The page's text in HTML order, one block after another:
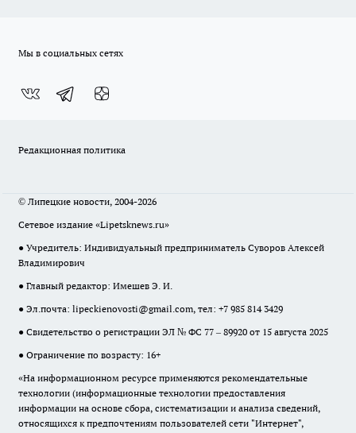
Мы в социальных сетях
Редакционная политика
© Липецкие новости, 2004-2026
Сетевое издание «Lipetsknews.ru»
● Учредитель: Индивидуальный предприниматель Суворов Алексей
Владимирович
● Главный редактор: Имешев Э. И.
● Эл.почта: lipeckienovosti@gmail.com, тел: +7 985 814 3429
● Свидетельство о регистрации ЭЛ № ФС 77 – 89920 от 15 августа 2025
● Ограничение по возрасту: 16+
«На информационном ресурсе применяются рекомендательные
технологии (информационные технологии предоставления
информации на основе сбора, систематизации и анализа сведений,
относящихся к предпочтениям пользователей сети "Интернет",